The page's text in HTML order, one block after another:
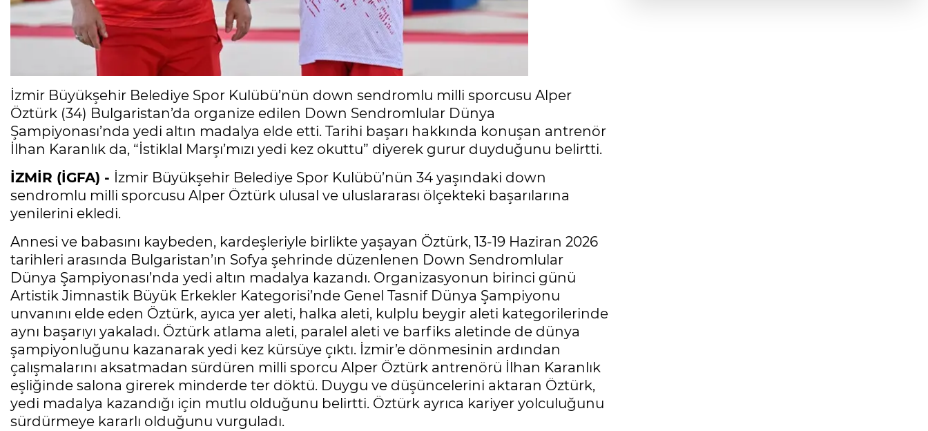
İzmir Büyükşehir Belediye Spor Kulübü’nün down sendromlu milli sporcusu Alper
Öztürk (34) Bulgaristan’da organize edilen Down Sendromlular Dünya
Şampiyonası’nda yedi altın madalya elde etti. Tarihi başarı hakkında konuşan antrenör
İlhan Karanlık da, “İstiklal Marşı’mızı yedi kez okuttu” diyerek gurur duyduğunu belirtti.
İZMİR (İGFA) - İzmir Büyükşehir Belediye Spor Kulübü’nün 34 yaşındaki down
sendromlu milli sporcusu Alper Öztürk ulusal ve uluslararası ölçekteki başarılarına
yenilerini ekledi.
Annesi ve babasını kaybeden, kardeşleriyle birlikte yaşayan Öztürk, 13-19 Haziran 2026
tarihleri arasında Bulgaristan’ın Sofya şehrinde düzenlenen Down Sendromlular
Dünya Şampiyonası’nda yedi altın madalya kazandı. Organizasyonun birinci günü
Artistik Jimnastik Büyük Erkekler Kategorisi’nde Genel Tasnif Dünya Şampiyonu
unvanını elde eden Öztürk, ayıca yer aleti, halka aleti, kulplu beygir aleti kategorilerinde
aynı başarıyı yakaladı. Öztürk atlama aleti, paralel aleti ve barfiks aletinde de dünya
şampiyonluğunu kazanarak yedi kez kürsüye çıktı. İzmir’e dönmesinin ardından
çalışmalarını aksatmadan sürdüren milli sporcu Alper Öztürk antrenörü İlhan Karanlık
eşliğinde salona girerek minderde ter döktü. Duygu ve düşüncelerini aktaran Öztürk,
yedi madalya kazandığı için mutlu olduğunu belirtti. Öztürk ayrıca kariyer yolculuğunu
sürdürmeye kararlı olduğunu vurguladı.